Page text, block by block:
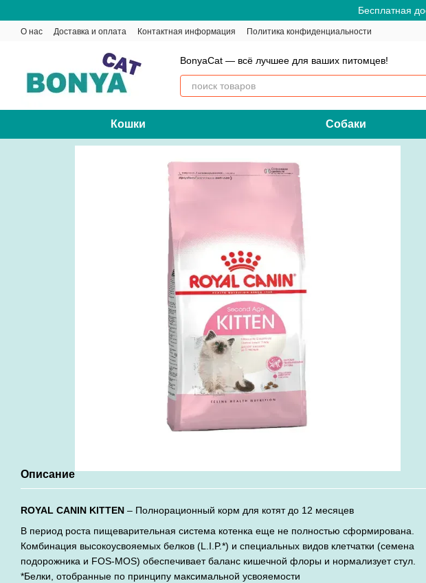
Бесплатная
О нас Доставка и оплата Контактная информация Политика конфиденциальности
BonyaCat — всё лучшее для ваших питомцев!
Кошки Собаки
Описание
ROYAL CANIN KITTEN – Полнорационный корм для котят до 12 месяцев
В период роста пищеварительная система котенка еще не полностью сформирована.
Комбинация высокоусвояемых белков (L.I.P.*) и специальных видов клетчатки (семена
подорожника и FOS-MOS) обеспечивает баланс кишечной флоры и нормализует стул.
*Белки, отобранные по принципу максимальной усвояемости